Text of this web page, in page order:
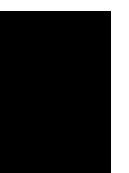
entrada: